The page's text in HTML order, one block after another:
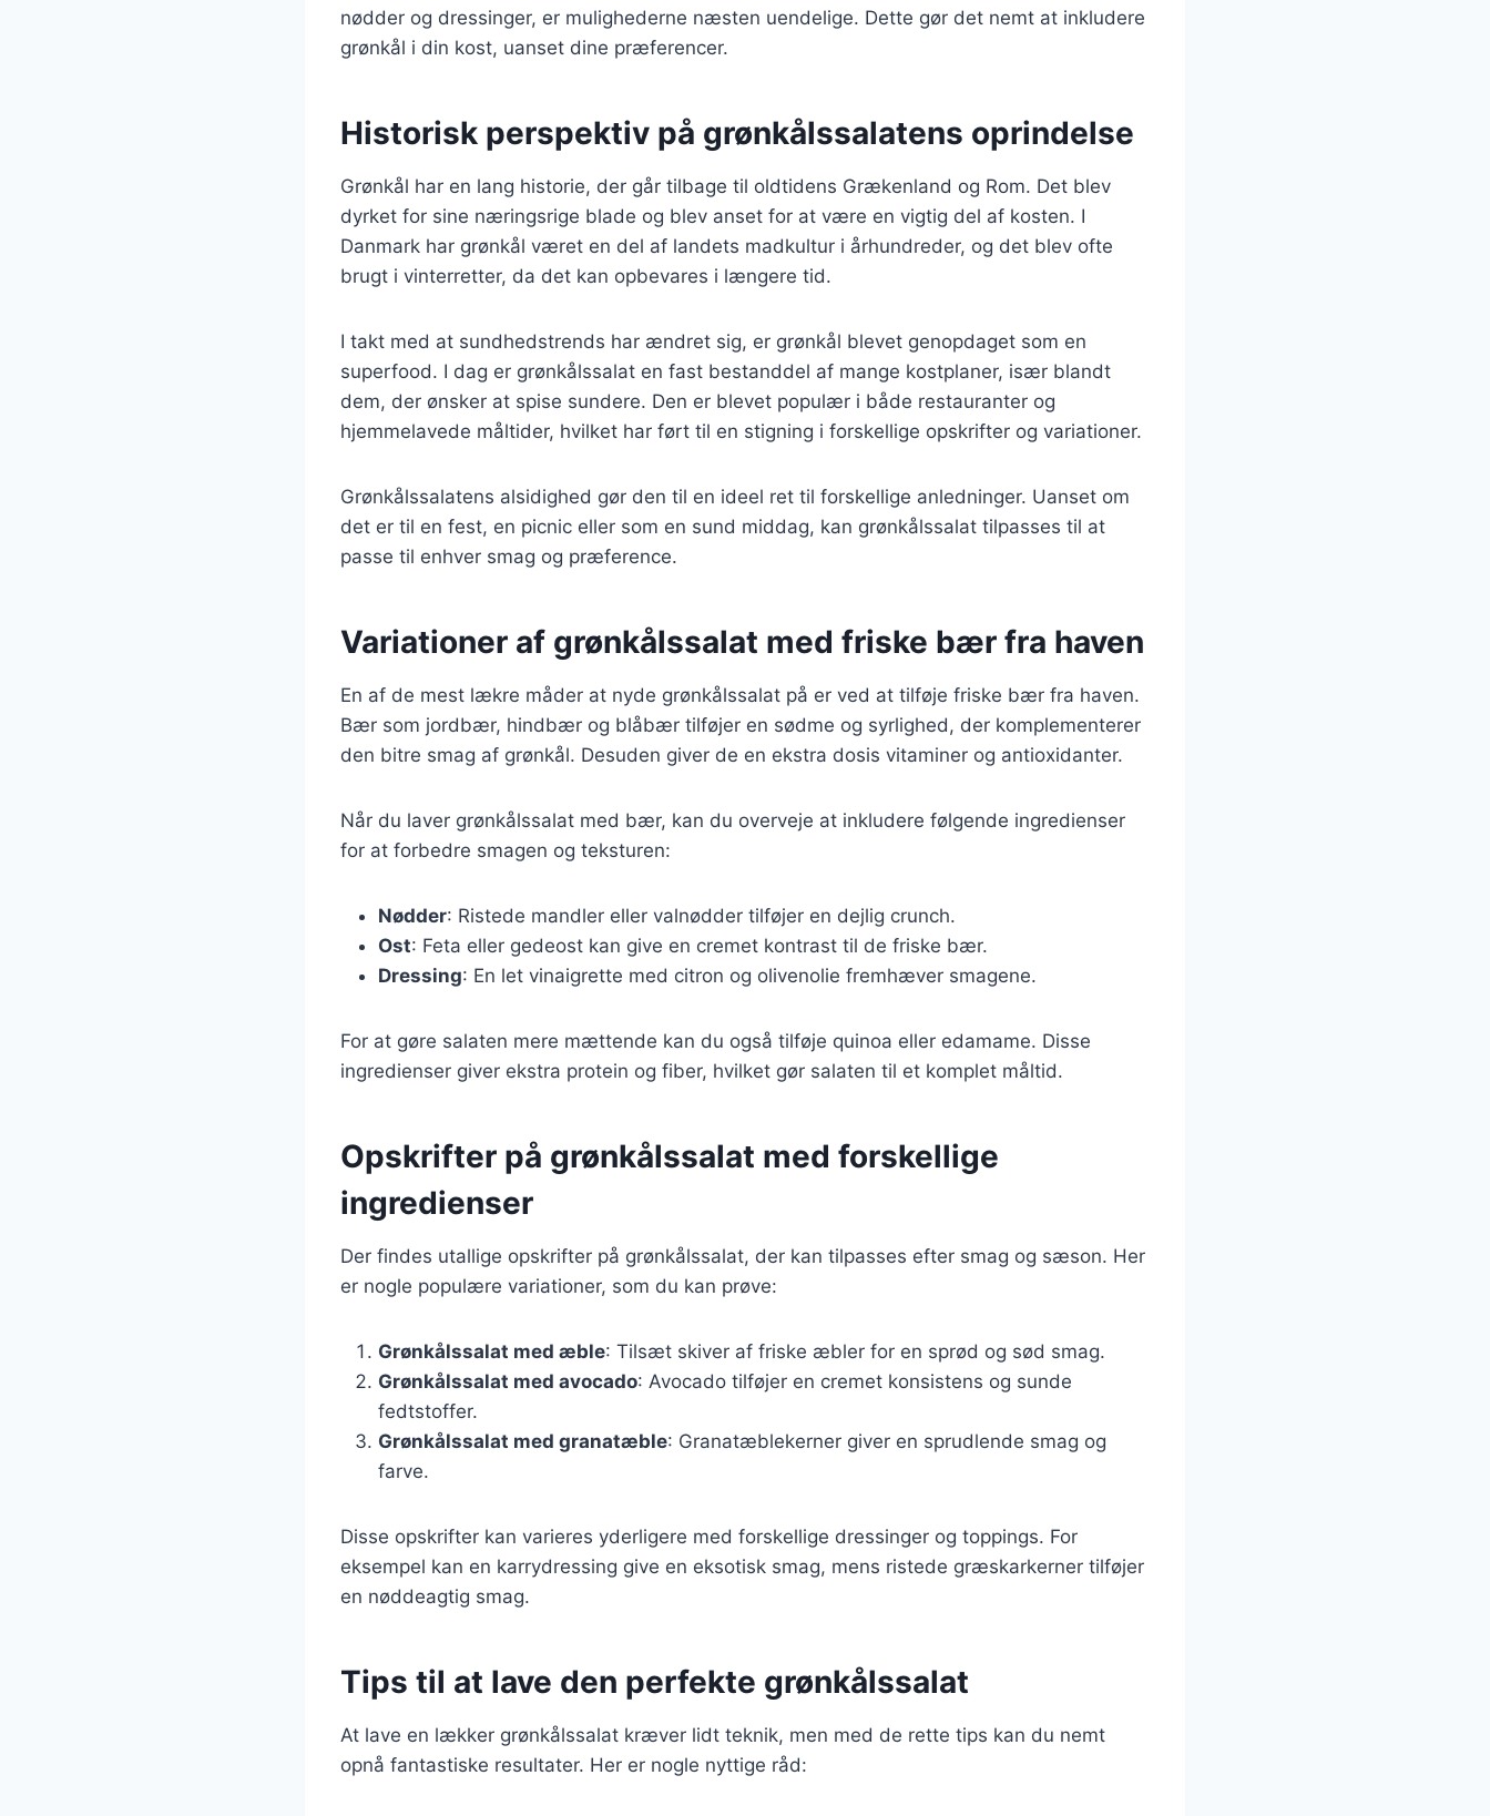
nødder og dressinger, er mulighederne næsten uendelige. Dette gør det nemt at inkludere
grønkål i din kost, uanset dine præferencer.
Historisk perspektiv på grønkålssalatens oprindelse
Grønkål har en lang historie, der går tilbage til oldtidens Grækenland og Rom. Det blev
dyrket for sine næringsrige blade og blev anset for at være en vigtig del af kosten. I
Danmark har grønkål været en del af landets madkultur i århundreder, og det blev ofte
brugt i vinterretter, da det kan opbevares i længere tid.
I takt med at sundhedstrends har ændret sig, er grønkål blevet genopdaget som en
superfood. I dag er grønkålssalat en fast bestanddel af mange kostplaner, især blandt
dem, der ønsker at spise sundere. Den er blevet populær i både restauranter og
hjemmelavede måltider, hvilket har ført til en stigning i forskellige opskrifter og variationer.
Grønkålssalatens alsidighed gør den til en ideel ret til forskellige anledninger. Uanset om
det er til en fest, en picnic eller som en sund middag, kan grønkålssalat tilpasses til at
passe til enhver smag og præference.
Variationer af grønkålssalat med friske bær fra haven
En af de mest lækre måder at nyde grønkålssalat på er ved at tilføje friske bær fra haven.
Bær som jordbær, hindbær og blåbær tilføjer en sødme og syrlighed, der komplementerer
den bitre smag af grønkål. Desuden giver de en ekstra dosis vitaminer og antioxidanter.
Når du laver grønkålssalat med bær, kan du overveje at inkludere følgende ingredienser
for at forbedre smagen og teksturen:
Nødder: Ristede mandler eller valnødder tilføjer en dejlig crunch.
Ost: Feta eller gedeost kan give en cremet kontrast til de friske bær.
Dressing: En let vinaigrette med citron og olivenolie fremhæver smagene.
For at gøre salaten mere mættende kan du også tilføje quinoa eller edamame. Disse
ingredienser giver ekstra protein og fiber, hvilket gør salaten til et komplet måltid.
Opskrifter på grønkålssalat med forskellige
ingredienser
Der findes utallige opskrifter på grønkålssalat, der kan tilpasses efter smag og sæson. Her
er nogle populære variationer, som du kan prøve:
Grønkålssalat med æble: Tilsæt skiver af friske æbler for en sprød og sød smag.
Grønkålssalat med avocado: Avocado tilføjer en cremet konsistens og sunde
fedtstoffer.
Grønkålssalat med granatæble: Granatæblekerner giver en sprudlende smag og
farve.
Disse opskrifter kan varieres yderligere med forskellige dressinger og toppings. For
eksempel kan en karrydressing give en eksotisk smag, mens ristede græskarkerner tilføjer
en nøddeagtig smag.
Tips til at lave den perfekte grønkålssalat
At lave en lækker grønkålssalat kræver lidt teknik, men med de rette tips kan du nemt
opnå fantastiske resultater. Her er nogle nyttige råd: